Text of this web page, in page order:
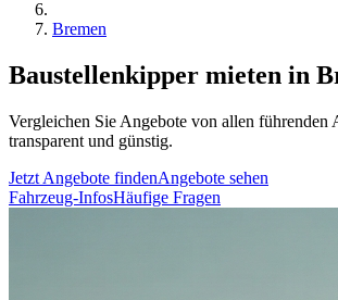
Bremen
Baustellenkipper mieten in
Vergleichen Sie Angebote von allen führenden
transparent und günstig.
Jetzt Angebote findenAngebote sehen
Fahrzeug-InfosHäufige Fragen